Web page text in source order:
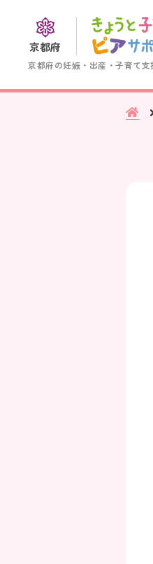
京都府の妊娠・出産・子育て
京都府